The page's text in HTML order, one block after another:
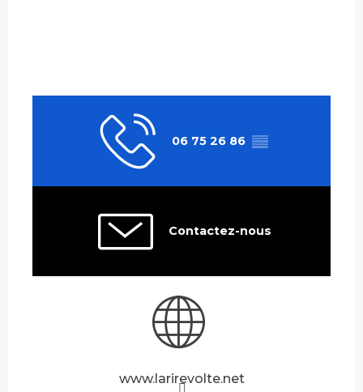
06 75 26 86 ▒▒
Contactez-nous
www.larirevolte.net